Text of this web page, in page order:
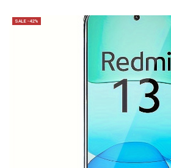
SALE -42%